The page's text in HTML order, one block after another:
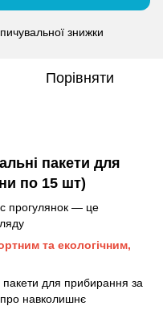
знижки
Порівняти
пакети для
по 15 шт)
прогулянок — це
та екологічним,
для прибирання за
про навколишнє